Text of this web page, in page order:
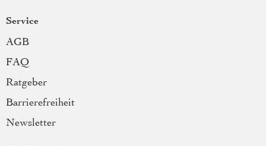
Service
AGB
FAQ
Ratgeber
Barrierefreiheit
Newsletter